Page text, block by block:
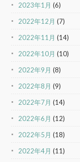
2023年1月 (6)
2022年12月 (7)
2022年11月 (14)
2022年10月 (10)
2022年9月 (8)
2022年8月 (9)
2022年7月 (14)
2022年6月 (12)
2022年5月 (18)
2022年4月 (11)